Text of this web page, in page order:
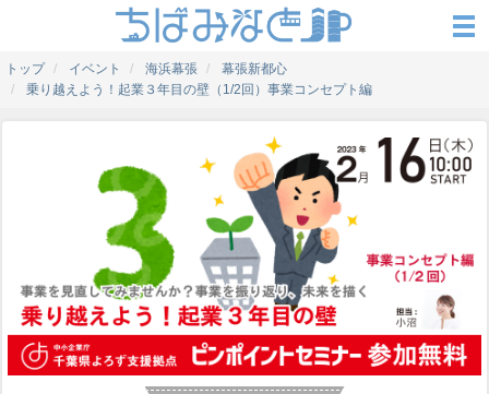
トップ イベント 海浜幕張
幕張新都心
乗り越えよう！起業３年目の壁（1/2回）事業コンセプト編